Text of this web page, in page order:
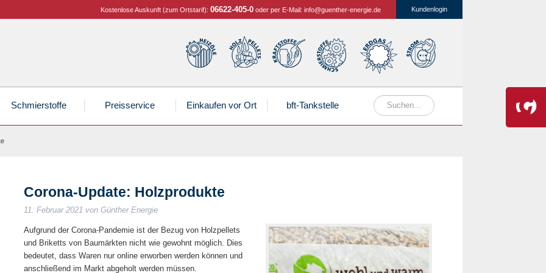
Kostenlose Auskunft (zum Ortstarif): 06622-405-0 oder per E-Mail: info@guenther-energie.de Kundenlogin
zertifizierte Top-Qualität
Holzbriketts
Wieder lieferbar! Buchenbriketts
Erdgas zum günstigen Preis
Diesel Ottokraftstoffe
Tanklager
Schmierstoffe
PKW
Industrie
Preisservice
Marktkommentar Pellet Preisrechner
Marktberichte
Einkaufen vor Ort
(Sackware)
Reserve oder zum Grillen!
Holzbriketts
Für den Kamin, Feuerschale oder Grill!
geht vor Nur das Beste für Ihre Maschinen
für Ihr Pelletlager OilFox und FoxRadar
bft-Tankstelle
Corona-Update: Holzprodukte
11. Februar 2021 von Günther Energie
Aufgrund der Corona-Pandemie ist der Bezug von Holzpellets
und Briketts von Baumärkten nicht wie gewohnt möglich. Dies
bedeutet, dass Waren nur online erworben werden können und
anschließend im Markt abgeholt werden müssen.